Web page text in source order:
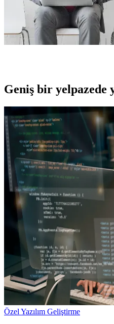
Geniş bir yelpazede
Özel Yazılım Geliştirme